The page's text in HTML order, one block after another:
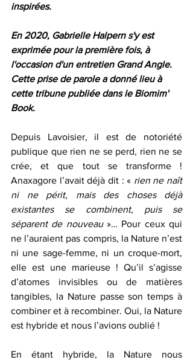
inspirées.
En 2020, Gabrielle Halpern s'y est
exprimée pour la première fois, à
l'occasion d'un entretien Grand Angle.
Cette prise de parole a donné lieu à
cette tribune publiée dans le Biomim'
Book.
Depuis Lavoisier, il est de notoriété
publique que rien ne se perd, rien ne se
crée, et que tout se transforme !
Anaxagore l’avait déjà dit : « rien ne naît
ni ne périt, mais des choses déjà
existantes se combinent, puis se
séparent de nouveau »… Pour ceux qui
ne l’auraient pas compris, la Nature n’est
ni une sage-femme, ni un croque-mort,
elle est une marieuse ! Qu’il s’agisse
d’atomes invisibles ou de matières
tangibles, la Nature passe son temps à
combiner et à recombiner. Oui, la Nature
est hybride et nous l’avions oublié !
En étant hybride, la Nature nous